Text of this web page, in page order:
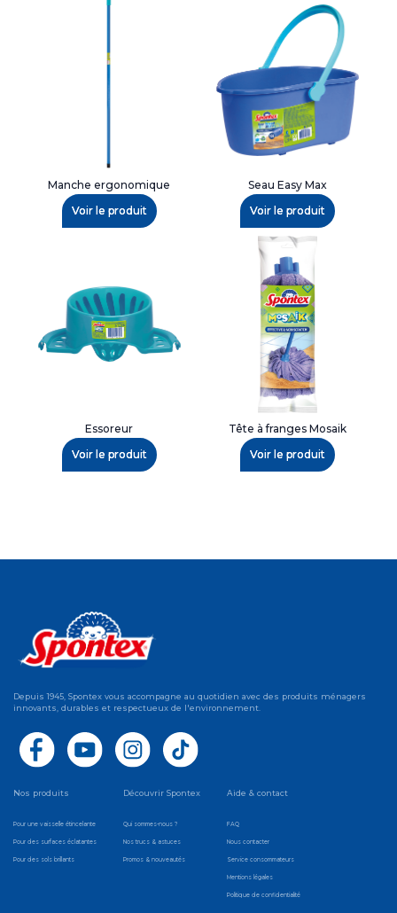
Manche ergonomique
Voir le produit
Seau Easy Max
Voir le produit
Essoreur
Voir le produit
Tête à franges Mosaik
Voir le produit
Depuis 1945, Spontex vous accompagne au quotidien avec des produits ménagers
innovants, durables et respectueux de l'environnement.
Nos produits
Pour une vaisselle étincelante
Pour des surfaces éclatantes
Pour des sols brillants
Découvrir Spontex
Qui sommes-nous ?
Nos trucs & astuces
Promos & nouveautés
Aide & contact
FAQ
Nous contacter
Service consommateurs
Mentions légales
Politique de confidentialité